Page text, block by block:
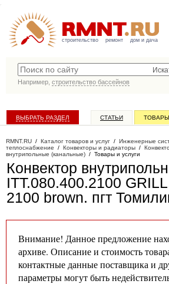
строительство ремонт дом и дача
Например, строительство бассейнов
ВЫБРАТЬ РАЗДЕЛ СТАТЬИ ТОВАРЫ
RMNT.RU / Каталог товаров и услуг / Инженерные
теплоснабжение / Конвекторы и радиаторы /
внутрипольные (канальные) / Товары и услуги
Конвектор
ITT.080.400.2100
2100 brown. пгт
Внимание! Данное предложение
архиве. Описание и стоимость
контактные данные поставщика и
параметры могут быть